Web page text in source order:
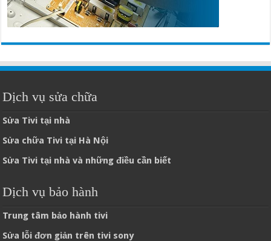
Dịch vụ sửa chữa
Sửa Tivi tại nhà
Sửa chữa Tivi tại Hà Nội
Sửa Tivi tại nhà và những điều cần biết
Dịch vụ bảo hành
Trung tâm bảo hành tivi
Sửa lỗi đơn giản trên tivi sony